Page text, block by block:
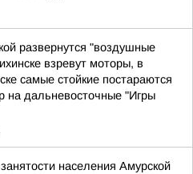
развернутся "воздушные
взревут моторы, в
самые стойкие постараются
на дальневосточные "Игры
населения Амурской